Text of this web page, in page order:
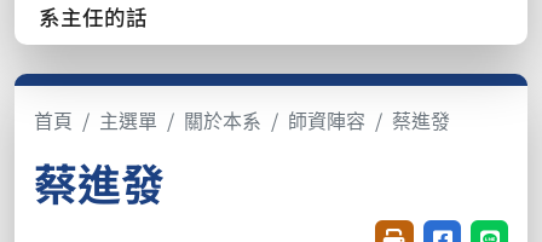
系主任的話
首頁 主選單 關於本系 師資陣容 蔡進發
蔡進發